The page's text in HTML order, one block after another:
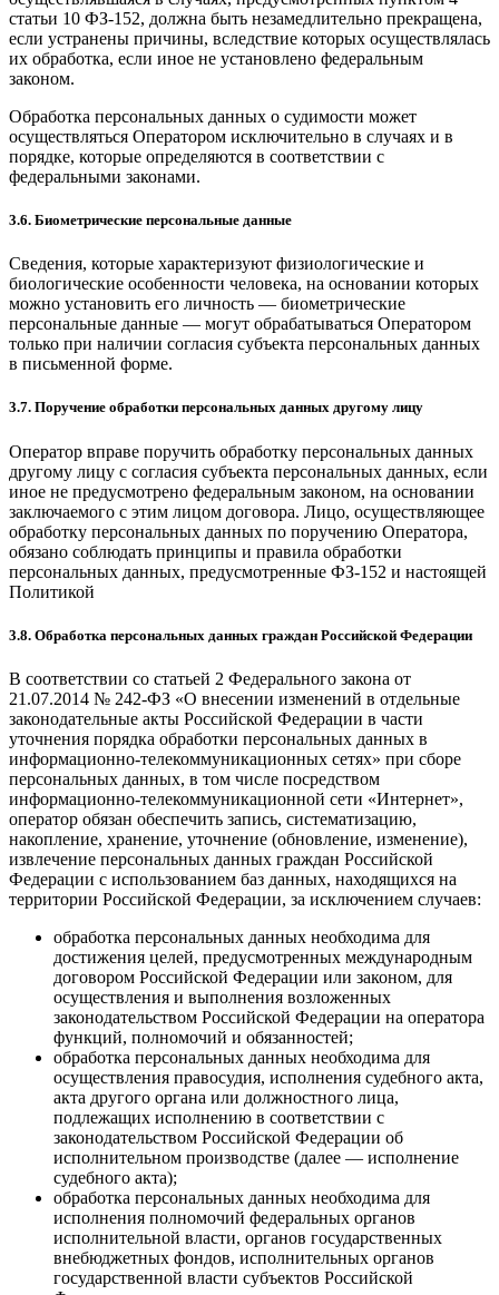
статьи 10 ФЗ-152, должна быть незамедлительно прекращена,
если устранены причины, вследствие которых осуществлялась
их обработка, если иное не установлено федеральным
законом.
Обработка персональных данных о судимости может
осуществляться Оператором исключительно в случаях и в
порядке, которые определяются в соответствии с
федеральными законами.
3.6. Биометрические персональные данные
Сведения, которые характеризуют физиологические и
биологические особенности человека, на основании которых
можно установить его личность — биометрические
персональные данные — могут обрабатываться Оператором
только при наличии согласия субъекта персональных данных
в письменной форме.
3.7. Поручение обработки персональных данных другому лицу
Оператор вправе поручить обработку персональных данных
другому лицу с согласия субъекта персональных данных, если
иное не предусмотрено федеральным законом, на основании
заключаемого с этим лицом договора. Лицо, осуществляющее
обработку персональных данных по поручению Оператора,
обязано соблюдать принципы и правила обработки
персональных данных, предусмотренные ФЗ-152 и настоящей
Политикой
3.8. Обработка персональных данных граждан Российской Федерации
В соответствии со статьей 2 Федерального закона от
21.07.2014 № 242-ФЗ «О внесении изменений в отдельные
законодательные акты Российской Федерации в части
уточнения порядка обработки персональных данных в
информационно-телекоммуникационных сетях» при сборе
персональных данных, в том числе посредством
информационно-телекоммуникационной сети «Интернет»,
оператор обязан обеспечить запись, систематизацию,
накопление, хранение, уточнение (обновление, изменение),
извлечение персональных данных граждан Российской
Федерации с использованием баз данных, находящихся на
территории Российской Федерации, за исключением случаев:
обработка персональных данных необходима для
достижения целей, предусмотренных международным
договором Российской Федерации или законом, для
осуществления и выполнения возложенных
законодательством Российской Федерации на оператора
функций, полномочий и обязанностей;
обработка персональных данных необходима для
осуществления правосудия, исполнения судебного акта,
акта другого органа или должностного лица,
подлежащих исполнению в соответствии с
законодательством Российской Федерации об
исполнительном производстве (далее — исполнение
судебного акта);
обработка персональных данных необходима для
исполнения полномочий федеральных органов
исполнительной власти, органов государственных
внебюджетных фондов, исполнительных органов
государственной власти субъектов Российской